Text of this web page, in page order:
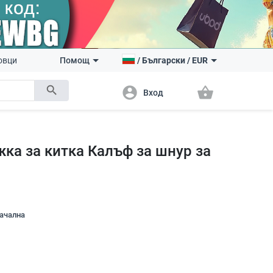
search
Помощ /Български/ EUR
account_circle Вход shopping_basket
за китка Калъф за шнур за